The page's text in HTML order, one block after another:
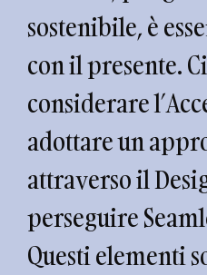
sostenibile, è
con il presente.
considerare
adottare un
attraverso il
perseguire
Questi elementi